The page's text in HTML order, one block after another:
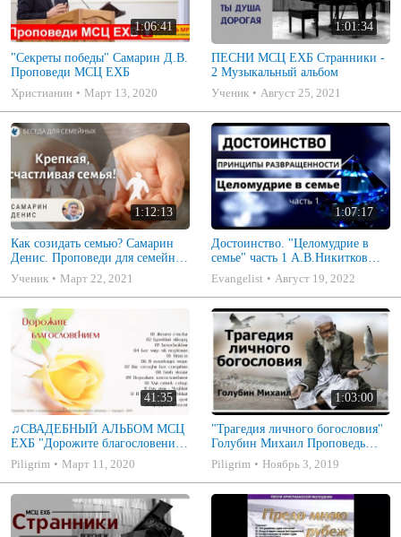
1:06:41
"Секреты победы" Самарин Д.В.
Проповеди МСЦ ЕХБ
Христианин
Март 13, 2020
1:01:34
ПЕСНИ МСЦ ЕХБ Странники -
2 Музыкальный альбом
Ученик
Август 25, 2021
1:12:13
Как созидать семью? Самарин
Денис. Проповеди для семейных
МСЦ ЕХБ
Ученик Март 22, 2021
1:07:17
Достоинство. "Целомудрие в
семье" часть 1 А.В.Никитков
Беседа для семейных МСЦ ЕХБ
Evangelist Август 19, 2022
41:35
♫СВАДЕБНЫЙ АЛЬБОМ МСЦ
ЕХБ "Дорожите благословением
- Христианские песни.
Музыкальный диск. Псалмы
Piligrim Март 11, 2020
1:03:00
"Трагедия личного богословия"
Голубин Михаил Проповедь
2019
Piligrim Ноябрь 3, 2019